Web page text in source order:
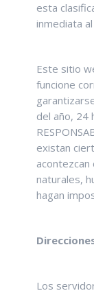
esta
inmediata
Este sitio
funcione
del año, 24
existan
naturales,
hagan
Los